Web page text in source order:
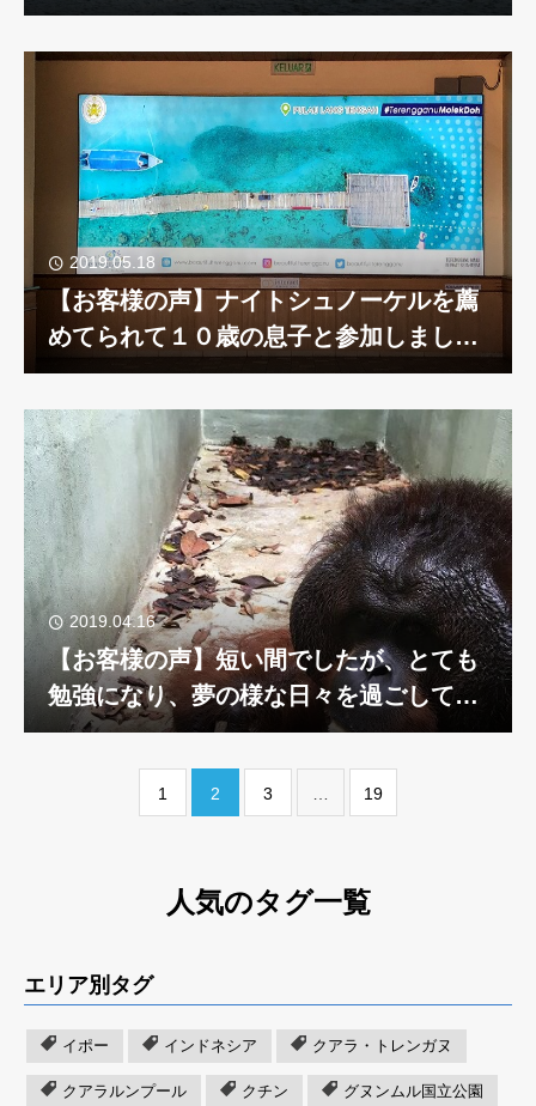
いたします
2019.05.18
【お客様の声】ナイトシュノーケルを薦
めてられて１０歳の息子と参加しまし
た。
2019.04.16
【お客様の声】短い間でしたが、とても
勉強になり、夢の様な日々を過ごして来
ました
1 2 3 19
人気のタグ一覧
エリア別タグ
イポー インドネシア クアラ・トレンガヌ
クアラルンプール クチン グヌンムル国立公園